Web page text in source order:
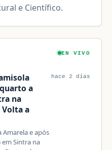
e Científico.
EN VIVO
a
na
Volta a
Amarela e após
Sintra na
hace 2 días